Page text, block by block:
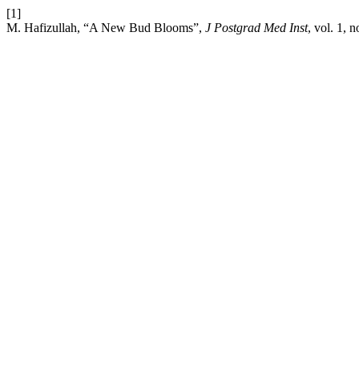
[1]
M. Hafizullah, “A New Bud Blooms”, J Postgrad Med Inst, vol. 1,